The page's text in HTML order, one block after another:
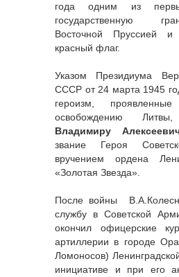
года одним из
государственную
Восточной Пруссией и
красный флаг.
Указом Президиума
СССР от 24 марта 1945
героизм,
освобождению
Владимиру
звание Героя
вручением ордена
«Золотая Звезда».
После войны
службу в Советской
окончил офицерские
артиллерии в городе
Ломоносов)
инициативе и при его